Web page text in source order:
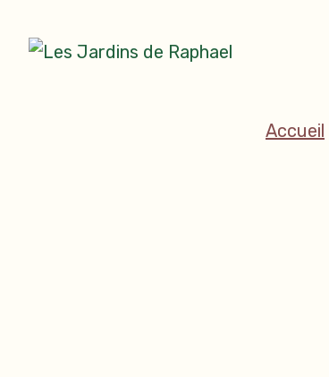
Se nourrir mieux, pour vivre mieux !
Accueil